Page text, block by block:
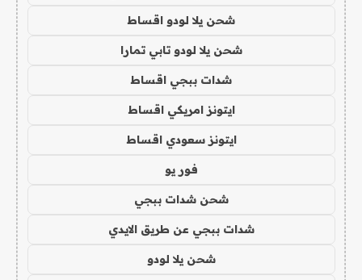
شحن يلا لودو اقساط
شحن يلا لودو تابي تمارا
شدات ببجي اقساط
ايتونز امريكي اقساط
ايتونز سعودي اقساط
فور يو
شحن شدات ببجي
شدات ببجي عن طريق الايدي
شحن يلا لودو